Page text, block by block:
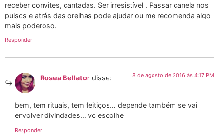
receber convites, cantadas. Ser irresistível . Passar canela nos
pulsos e atrás das orelhas pode ajudar ou me recomenda algo
mais poderoso.
Responder
Rosea Bellator disse: 8 de agosto de 2016 às 4:17 PM
bem, tem rituais, tem feitiços… depende também se vai
envolver divindades… vc escolhe
Responder